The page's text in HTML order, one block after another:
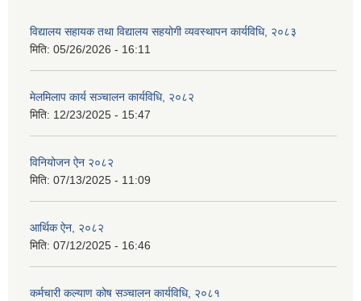
विद्यालय सहायक तथा विद्यालय सहयोगी व्यवस्थापन कार्यविधि, २०८३
मिति: 05/26/2026 - 16:11
मेलमिलाप कार्य सञ्चालन कार्यविधि, २०८२
मिति: 12/23/2025 - 15:47
विनियोजन ऐन २०८२
मिति: 07/13/2025 - 11:09
आर्थिक ऐन, २०८२
मिति: 07/12/2025 - 16:46
कर्मचारी कल्याण कोष सञ्चालन कार्यविधि, २०८१